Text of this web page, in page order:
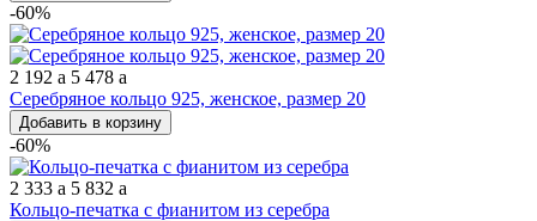
-60%
2 192 a 5 478 a
Серебряное кольцо 925, женское, размер 20
Добавить в корзину
-60%
2 333 a 5 832 a
Кольцо-печатка с фианитом из серебра